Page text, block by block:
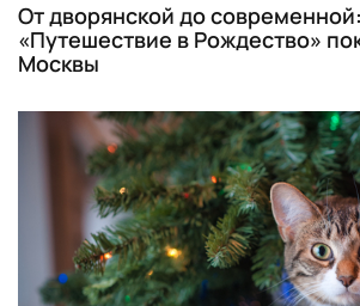
От дворянской до
«Путешествие в Рождество»
Москвы